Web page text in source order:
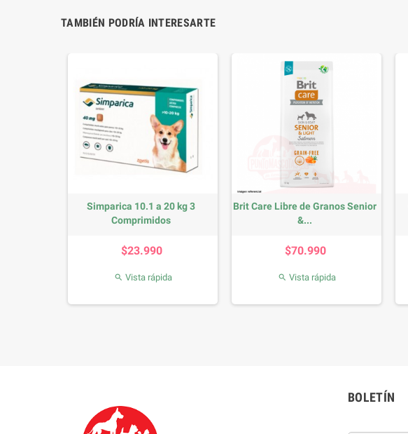
TAMBIÉN PODRÍA INTERESARTE
Simparica 10.1 a 20 kg 3
Comprimidos
$23.990
 Vista rápida
Brit Care Libre de Granos Senior
&...
$70.990
 Vista rápida
BOLETÍN